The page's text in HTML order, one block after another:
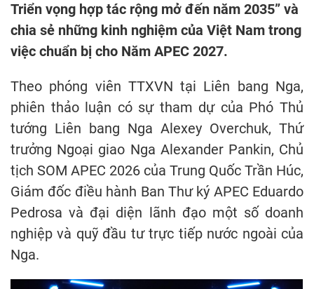
Triển vọng hợp tác rộng mở đến năm 2035” và
chia sẻ những kinh nghiệm của Việt Nam trong
việc chuẩn bị cho Năm APEC 2027.
Theo phóng viên TTXVN tại Liên bang Nga,
phiên thảo luận có sự tham dự của Phó Thủ
tướng Liên bang Nga Alexey Overchuk, Thứ
trưởng Ngoại giao Nga Alexander Pankin, Chủ
tịch SOM APEC 2026 của Trung Quốc Trần Húc,
Giám đốc điều hành Ban Thư ký APEC Eduardo
Pedrosa và đại diện lãnh đạo một số doanh
nghiệp và quỹ đầu tư trực tiếp nước ngoài của
Nga.